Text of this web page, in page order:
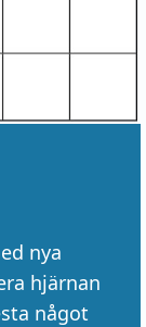
nya
hjärnan
något